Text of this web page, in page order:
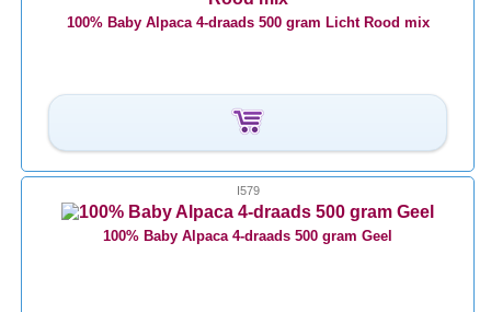
100% Baby Alpaca 4-draads 500 gram Licht Rood mix
I579
100% Baby Alpaca 4-draads 500 gram Geel